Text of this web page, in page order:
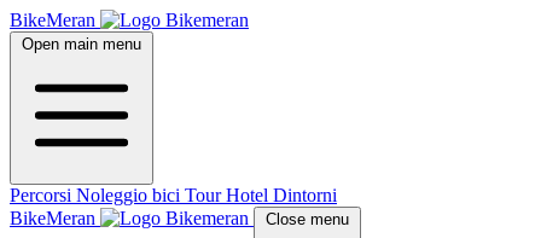
BikeMeran
Open main menu
Percorsi Noleggio bici TourHotel Dintorni
BikeMeran
Close menu